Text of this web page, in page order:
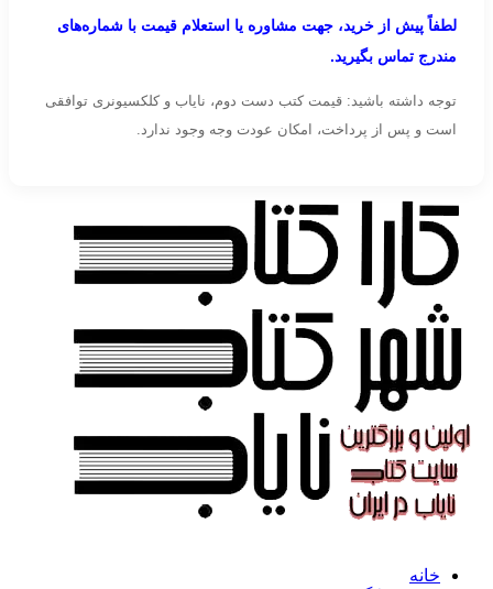
لطفاً پیش از خرید، جهت مشاوره یا استعلام قیمت با شماره‌های
مندرج تماس بگیرید.
توجه داشته باشید: قیمت کتب دست دوم، نایاب و کلکسیونری توافقی
است و پس از پرداخت، امکان عودت وجه وجود ندارد.
خانه